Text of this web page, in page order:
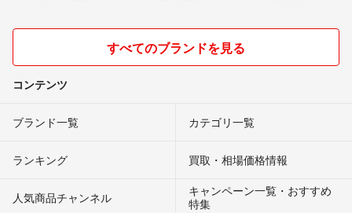
すべてのブランドを見る
コンテンツ
ブランド一覧 カテゴリ一覧
ランキング 買取・相場価格情報
人気商品チャンネル
キャンペーン一覧・おすすめ
特集